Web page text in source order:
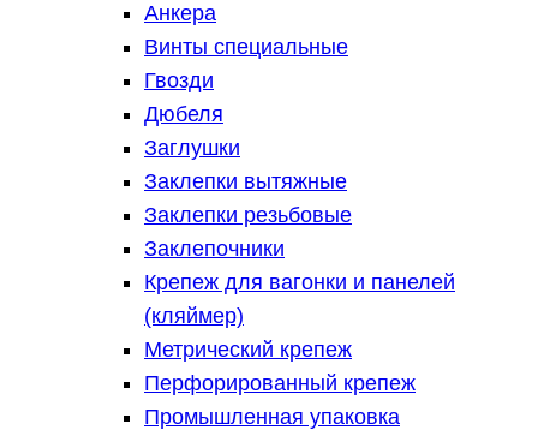
Анкера
Винты специальные
Гвозди
Дюбеля
Заглушки
Заклепки вытяжные
Заклепки резьбовые
Заклепочники
Крепеж для вагонки и панелей
(кляймер)
Метрический крепеж
Перфорированный крепеж
Промышленная упаковка